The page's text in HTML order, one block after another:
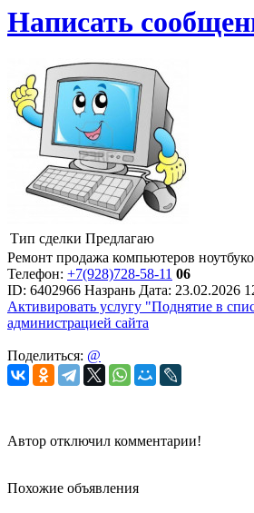
Написать
Тип сделки Предлагаю
Ремонт продажа компьютеров
Телефон: +7(928)728-58-11 06
ID: 6402966 Назрань Дата: 23.02.2026
Активировать услугу "Поднятие в
администрацией сайта
Поделиться: @
Автор отключил комментарии!
Похожие объявления